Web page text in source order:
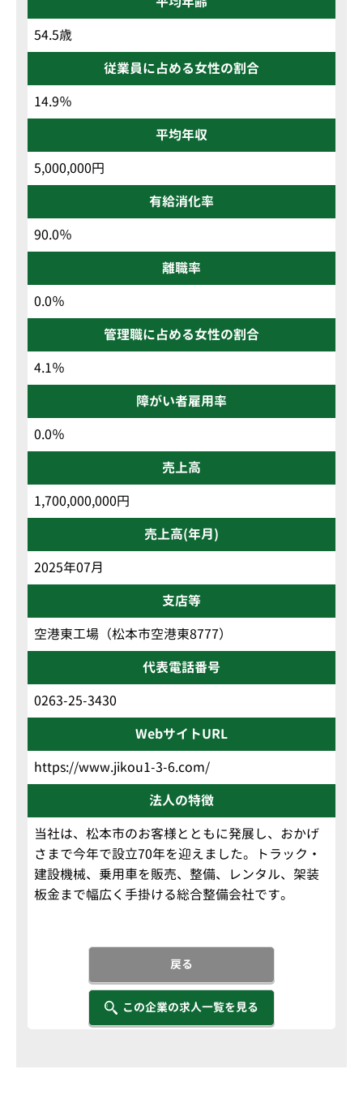
54.5歳
従業員に占める女性の割合
14.9％
平均年収
5,000,000円
有給消化率
90.0％
離職率
0.0％
管理職に占める女性の割合
4.1％
障がい者雇用率
0.0％
売上高
1,700,000,000円
売上高(年月)
2025年07月
支店等
空港東工場（松本市空港東8777）
代表電話番号
0263-25-3430
WebサイトURL
https://www.jikou1-3-6.com/
法人の特徴
当社は、松本市のお客様とともに発展し、おかげ
さまで今年で設立70年を迎えました。トラック・
建設機械、乗用車を販売、整備、レンタル、架装
板金まで幅広く手掛ける総合整備会社です。
戻る
この企業の求人一覧を見る